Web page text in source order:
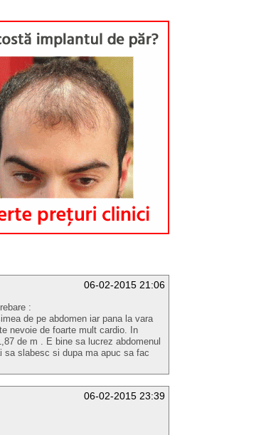
06-02-2015 21:06
:
de pe abdomen iar pana la vara
nevoie de foarte mult cardio. In
de m . E bine sa lucrez abdomenul
sa slabesc si dupa ma apuc sa fac
06-02-2015 23:39